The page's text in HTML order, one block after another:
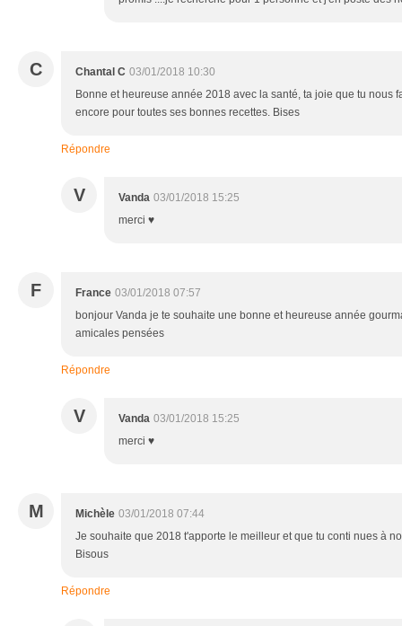
C Chantal C 03/01/2018 10:30
Bonne et heureuse année 2018 avec la santé, ta joie que tu nous
encore pour toutes ses bonnes recettes. Bises
Répondre
V Vanda 03/01/2018 15:25
merci ♥
F France 03/01/2018 07:57
bonjour Vanda je te souhaite une bonne et heureuse année
amicales pensées
Répondre
V Vanda 03/01/2018 15:25
merci ♥
M Michèle 03/01/2018 07:44
Je souhaite que 2018 t'apporte le meilleur et que tu conti nues à
Bisous
Répondre